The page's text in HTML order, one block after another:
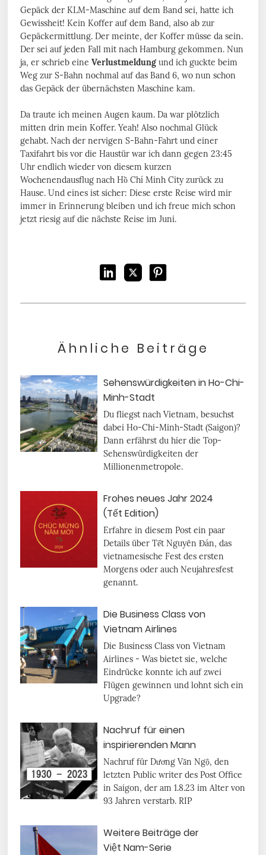
Gepäck der KLM-Maschine auf dem Band sei, hatte ich
Gewissheit! Kein Koffer auf dem Band, also ab zur
Gepäckermittlung. Der meinte, der Koffer müsse da sein.
Der sei auf jeden Fall mit nach Hamburg gekommen. Nun
ja, er schrieb eineVerlustmeldung und ich guckte beim
Weg zur S-Bahn nochmal auf das Band 6, wo nun schon
das Gepäck der übernächsten Maschine kam.
Da traute ich meinen Augen kaum. Da war plötzlich
mitten drin mein Koffer. Yeah! Also nochmal Glück
gehabt. Nach der nervigen S-Bahn-Fahrt und einer
Taxifahrt bis vor die Haustür war ich dann gegen 23:45
Uhr endlich wieder von diesem kurzen
Wochenendausflug nach Hồ Chí Minh City zurück zu
Hause. Und eines ist sicher: Diese erste Reise wird mir
immer in Erinnerung bleiben und ich freue mich schon
jetzt riesig auf die nächste Reise im Juni.
Ähnliche Beiträge
Sehenswürdigkeiten in Ho-Chi-
Minh-Stadt
Du fliegst nach Vietnam, besuchst
dabei Ho-Chi-Minh-Stadt (Saigon)?
Dann erfährst du hier die Top-
Sehenswürdigkeiten der
Millionenmetropole.
Frohes neues Jahr 2024
(Tết Edition)
Erfahre in diesem Post ein paar
Details über Tết Nguyên Đán, das
vietnamesische Fest des ersten
Morgens oder auch Neujahresfest
genannt.
Die Business Class von
Vietnam Airlines
Die Business Class von Vietnam
Airlines - Was bietet sie, welche
Eindrücke konnte ich auf zwei
Flügen gewinnen und lohnt sich ein
Upgrade?
Nachruf für einen
inspirierenden Mann
Nachruf für Dương Văn Ngộ, den
letzten Public writer des Post Office
in Saigon, der am 1.8.23 im Alter von
93 Jahren verstarb. RIP
Weitere Beiträge der
Việt Nam-Serie